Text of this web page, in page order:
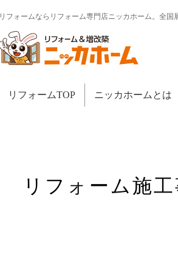
リフォームならリフォーム専門店ニッカホーム。全国
リフォームTOP ニッカホームとは
リフォーム施工